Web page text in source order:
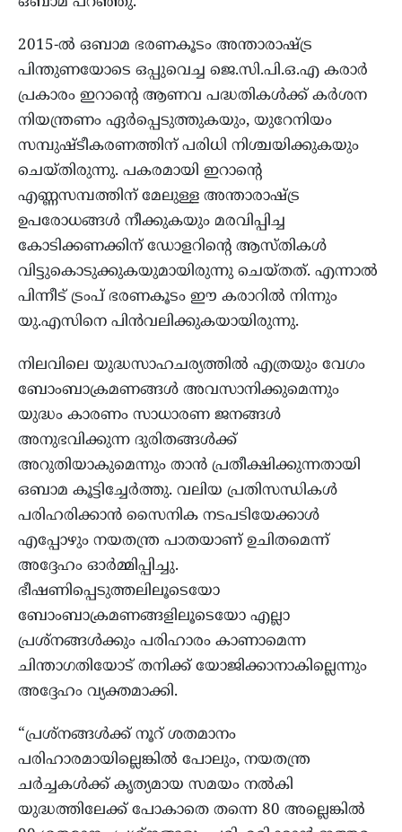
2015-ൽ ഒബാമ ഭരണകൂടം അന്താരാഷ്ട്ര
പിന്തുണയോടെ ഒപ്പുവെച്ച ജെ.സി.പി.ഒ.എ കരാർ
പ്രകാരം ഇറാന്റെ ആണവ പദ്ധതികൾക്ക് കർശന
നിയന്ത്രണം ഏർപ്പെടുത്തുകയും, യുറേനിയം
സമ്പുഷ്ടീകരണത്തിന് പരിധി നിശ്ചയിക്കുകയും
ചെയ്തിരുന്നു. പകരമായി ഇറാന്റെ
എണ്ണസമ്പത്തിന് മേലുള്ള അന്താരാഷ്ട്ര
ഉപരോധങ്ങൾ നീക്കുകയും മരവിപ്പിച്ച
കോടിക്കണക്കിന് ഡോളറിന്റെ ആസ്തികൾ
വിട്ടുകൊടുക്കുകയുമായിരുന്നു ചെയ്തത്. എന്നാൽ
പിന്നീട് ട്രംപ് ഭരണകൂടം ഈ കരാറിൽ നിന്നും
യു.എസിനെ പിൻവലിക്കുകയായിരുന്നു.
നിലവിലെ യുദ്ധസാഹചര്യത്തിൽ എത്രയും വേഗം
ബോംബാക്രമണങ്ങൾ അവസാനിക്കുമെന്നും
യുദ്ധം കാരണം സാധാരണ ജനങ്ങൾ
അനുഭവിക്കുന്ന ദുരിതങ്ങൾക്ക്
അറുതിയാകുമെന്നും താൻ പ്രതീക്ഷിക്കുന്നതായി
ഒബാമ കൂട്ടിച്ചേർത്തു. വലിയ പ്രതിസന്ധികൾ
പരിഹരിക്കാൻ സൈനിക നടപടിയേക്കാൾ
എപ്പോഴും നയതന്ത്ര പാതയാണ് ഉചിതമെന്ന്
അദ്ദേഹം ഓർമ്മിപ്പിച്ചു.
ഭീഷണിപ്പെടുത്തലിലൂടെയോ
ബോംബാക്രമണങ്ങളിലൂടെയോ എല്ലാ
പ്രശ്നങ്ങൾക്കും പരിഹാരം കാണാമെന്ന
ചിന്താഗതിയോട് തനിക്ക് യോജിക്കാനാകില്ലെന്നും
അദ്ദേഹം വ്യക്തമാക്കി.
“പ്രശ്നങ്ങൾക്ക് നൂറ് ശതമാനം
പരിഹാരമായില്ലെങ്കിൽ പോലും, നയതന്ത്ര
ചർച്ചകൾക്ക് കൃത്യമായ സമയം നൽകി
യുദ്ധത്തിലേക്ക് പോകാതെ തന്നെ 80 അല്ലെങ്കിൽ